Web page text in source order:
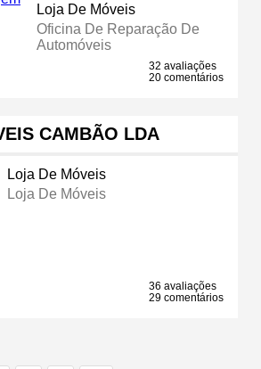
Loja De Móveis
Oficina De Reparação De
Automóveis
32 avaliações
20 comentários
CAMBÃO LDA
Loja De Móveis
Loja De Móveis
36 avaliações
29 comentários